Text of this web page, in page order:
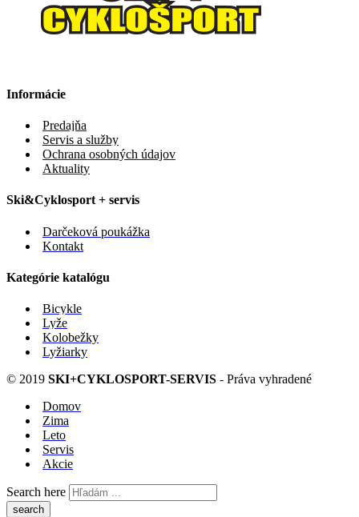
Informácie
Predajňa
Servis a služby
Ochrana osobných údajov
Aktuality
Ski&Cyklosport + servis
Darčeková poukážka
Kontakt
Kategórie katalógu
Bicykle
Lyže
Kolobežky
Lyžiarky
© 2019 SKI+CYKLOSPORT-SERVIS - Práva vyhradené
Domov
Zima
Leto
Servis
Akcie
Search here